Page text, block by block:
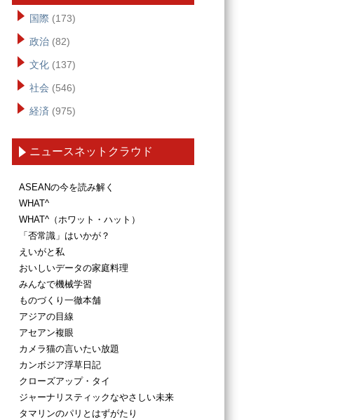
国際 (173)
政治 (82)
文化 (137)
社会 (546)
経済 (975)
ニュースネットクラウド
ASEANの今を読み解く
WHAT^
WHAT^（ホワット・ハット）
「否常識」はいかが？
えいがと私
おいしいデータの家庭料理
みんなで機械学習
ものづくり一徹本舗
アジアの目線
アセアン複眼
カメラ猫の言いたい放題
カンボジア浮草日記
クローズアップ・タイ
ジャーナリスティックなやさしい未来
タマリンのパリとはずがたり